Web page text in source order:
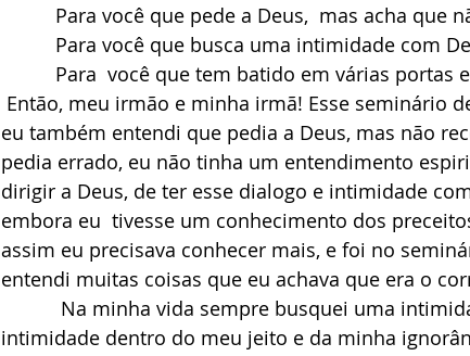
Para você que pede a Deus,  mas acha que
Para você que busca uma intimidade
Para  você que tem batido em várias
eu também entendi que pedia a Deus, mas não
pedia errado, eu não tinha um entendimento
dirigir a Deus, de ter esse dialogo e intimidade
embora eu  tivesse um conhecimento dos
assim eu precisava conhecer mais, e foi no
entendi muitas coisas que eu achava que era o
intimidade dentro do meu jeito e da minha